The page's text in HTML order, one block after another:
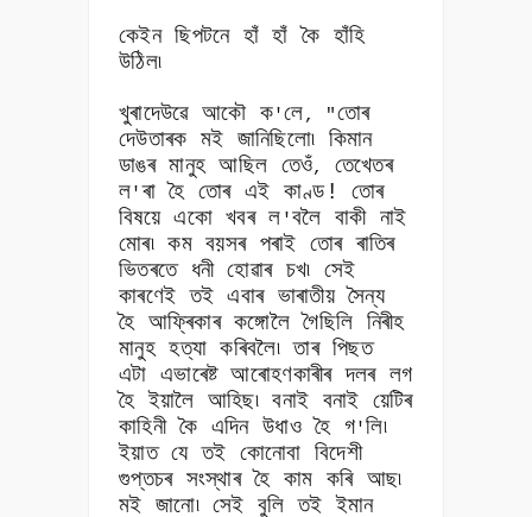
কেইন ছিপটনে হাঁ হাঁ কৈ হাঁহি
উঠিল৷
খুৰাদেউৱে আকৌ ক'লে, "তোৰ
দেউতাৰক মই জানিছিলো৷ কিমান
ডাঙৰ মানুহ আছিল তেওঁ, তেখেতৰ
ল'ৰা হৈ তোৰ এই কাণ্ড! তোৰ
বিষয়ে একো খবৰ ল 'বলৈ বাকী নাই
মোৰ৷ কম বয়সৰ পৰাই তোৰ ৰাতিৰ
ভিতৰতে ধনী হোৱাৰ চখ৷ সেই
কাৰণেই তই এবাৰ ভাৰাতীয় সৈন্য
হৈ আফ্ৰিকাৰ কঙ্গোলৈ গৈছিলি নিৰীহ
মানুহ হত্যা কৰিবলৈ৷ তাৰ পিছত
এটা এভাৰেষ্ট আৰোহণকাৰীৰ দলৰ লগ
হৈ ইয়ালৈ আহিছ৷ বনাই বনাই য়েটিৰ
কাহিনী কৈ এদিন উধাও হৈ গ'লি৷
ইয়াত যে তই কোনোবা বিদেশী
গুপ্তচৰ সংস্থাৰ হৈ কাম কৰি আছ৷
মই জানো৷ সেই বুলি তই ইমান